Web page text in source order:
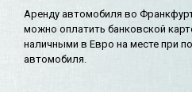
Аренду автомобиля во
можно оплатить банковской
наличными в Евро на месте при
автомобиля.